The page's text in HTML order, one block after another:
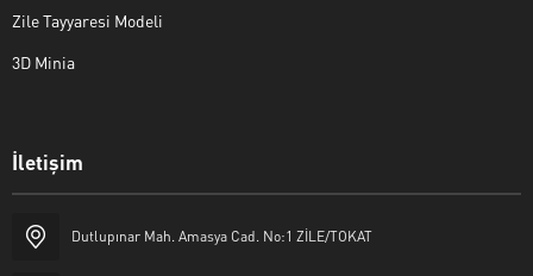
Zile Tayyaresi Modeli
3D Minia
İletişim
Dutlupınar Mah. Amasya Cad. No:1 ZİLE/TOKAT